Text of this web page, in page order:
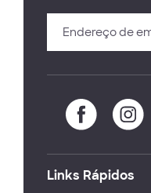
Links Rápidos